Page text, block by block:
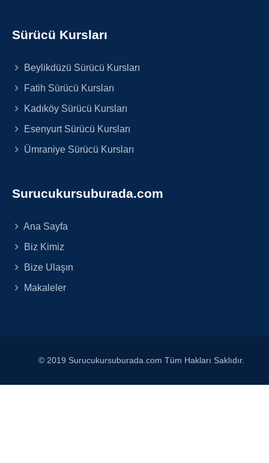
Sürücü Kursları
Beylikdüzü Sürücü Kursları
Fatih Sürücü Kursları
Kadıköy Sürücü Kursları
Esenyurt Sürücü Kursları
Ümraniye Sürücü Kursları
Surucukursuburada.com
Ana Sayfa
Biz Kimiz
Bize Ulaşın
Makaleler
© 2019 Surucukursuburada.com Tüm Hakları Saklıdır.